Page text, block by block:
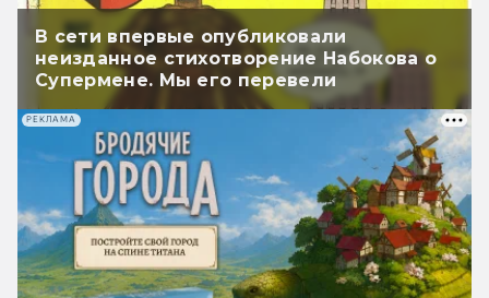
В сети впервые опубликовали
неизданное стихотворение Набокова о
Супермене. Мы его перевели
РЕКЛАМА